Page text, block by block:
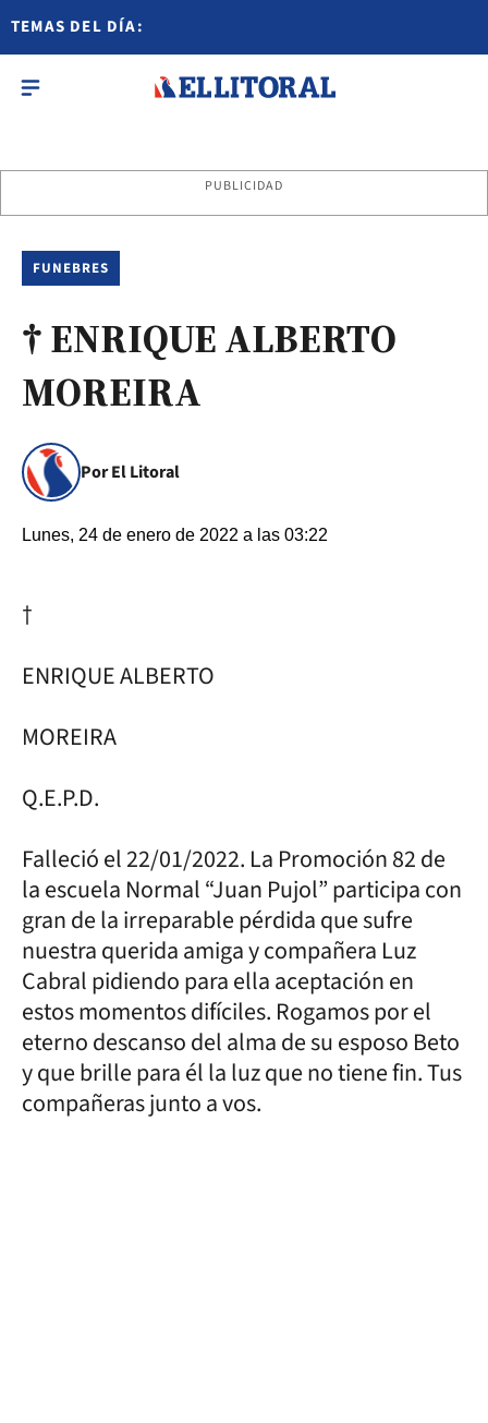
TEMAS DEL DÍA:
PUBLICIDAD
FUNEBRES
† ENRIQUE ALBERTO
MOREIRA
Por El Litoral
Lunes, 24 de enero de 2022 a las 03:22
†
ENRIQUE ALBERTO
MOREIRA
Q.E.P.D.
Falleció el 22/01/2022. La Promoción 82 de
la escuela Normal “Juan Pujol” participa con
gran de la irreparable pérdida que sufre
nuestra querida amiga y compañera Luz
Cabral pidiendo para ella aceptación en
estos momentos difíciles. Rogamos por el
eterno descanso del alma de su esposo Beto
y que brille para él la luz que no tiene fin. Tus
compañeras junto a vos.